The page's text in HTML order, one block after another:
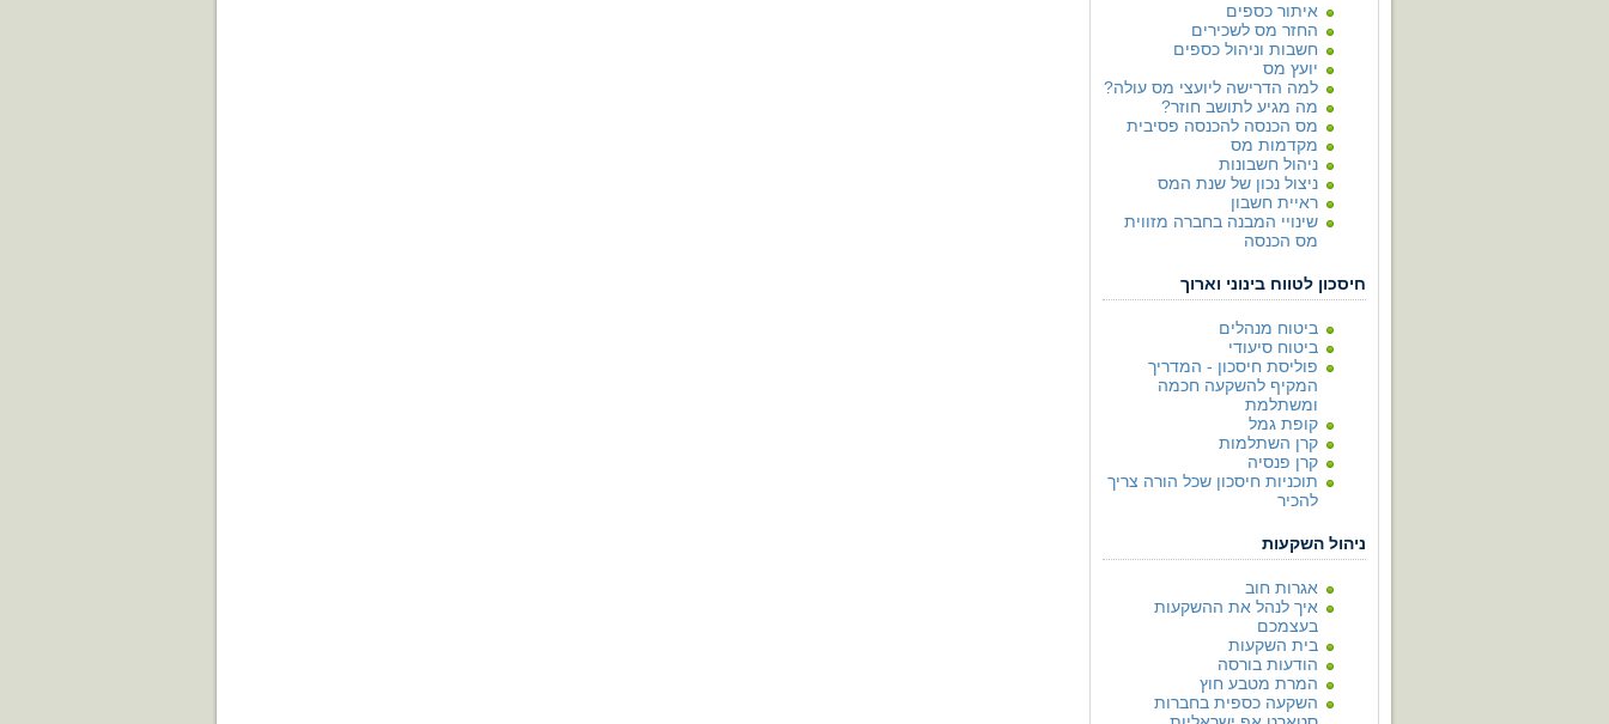
איתור כספים
החזר מס לשכירים
חשבות וניהול כספים
יועץ מס
למה הדרישה ליועצי מס עולה?
מה מגיע לתושב חוזר?
מס הכנסה להכנסה פסיבית
מקדמות מס
ניהול חשבונות
ניצול נכון של שנת המס
ראיית חשבון
שינויי המבנה בחברה מזווית
מס הכנסה
חיסכון לטווח בינוני וארוך
ביטוח מנהלים
ביטוח סיעודי
פוליסת חיסכון - המדריך
המקיף להשקעה חכמה
ומשתלמת
קופת גמל
קרן השתלמות
קרן פנסיה
תוכניות חיסכון שכל הורה צריך
להכיר
ניהול השקעות
אגרות חוב
איך לנהל את ההשקעות
בעצמכם
בית השקעות
הודעות בורסה
המרת מטבע חוץ
השקעה כספית בחברות